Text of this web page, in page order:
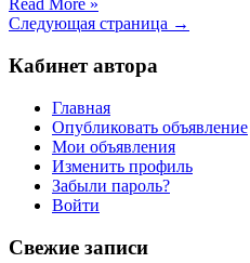
Read More »
Следующая страница →
Кабинет автора
Главная
Опубликовать объявление
Мои объявления
Изменить профиль
Забыли пароль?
Войти
Свежие записи